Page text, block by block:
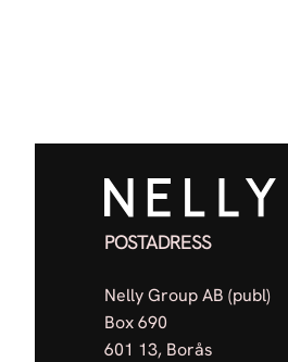
POSTADRESS
Nelly Group AB (publ)
Box 690
601 13, Borås